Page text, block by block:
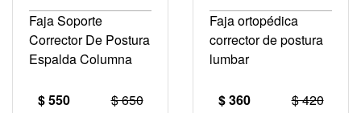
Faja Soporte
Corrector De Postura
Espalda Columna
$ 550 $ 650
Faja ortopédica
corrector de postura
lumbar
$ 360 $ 420